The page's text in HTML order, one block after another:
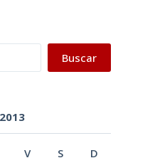
Buscar
V S D